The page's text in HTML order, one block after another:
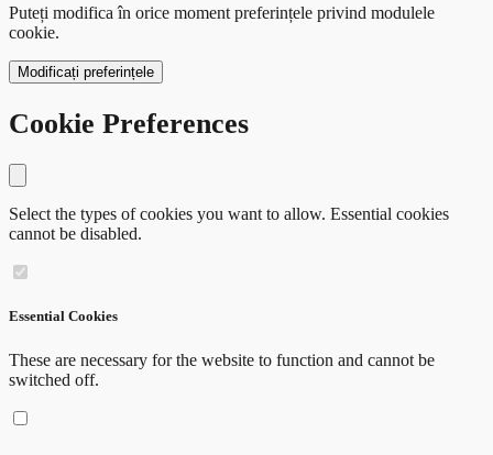
Puteți modifica în orice moment preferințele privind modulele
cookie.
Modificați preferințele
Cookie Preferences
Select the types of cookies you want to allow. Essential cookies
cannot be disabled.
Essential Cookies
These are necessary for the website to function and cannot be
switched off.